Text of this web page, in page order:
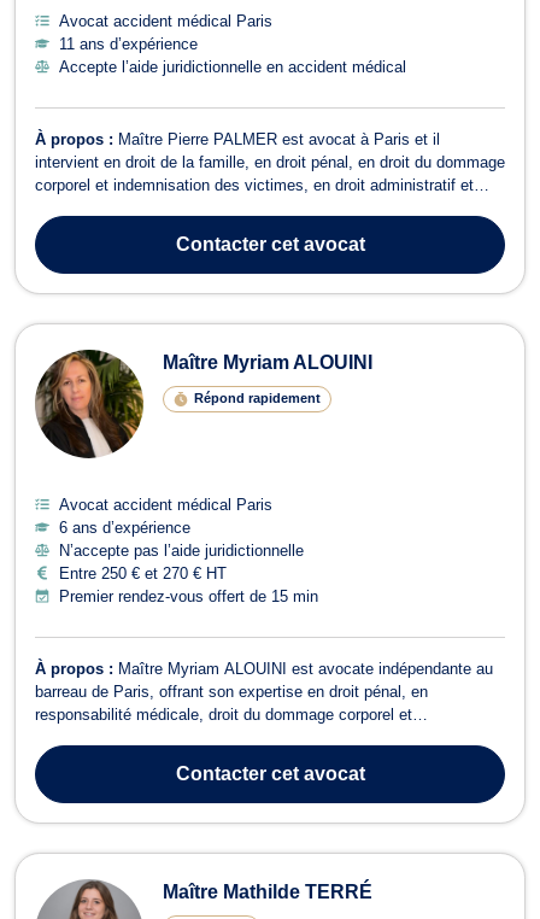
Avocat accident médical Paris
11 ans d’expérience
Accepte l’aide juridictionnelle en accident médical
À propos : Maître Pierre PALMER est avocat à Paris et il
intervient en droit de la famille, en droit pénal, en droit du dommage
corporel et indemnisation des victimes, en droit administratif et
l’informatique et de la communication. En droit de la famille, Maître
Pierre PALMER ex...Contactercet avocat
Maître Myriam ALOUINI
Répond rapidement
Avocat accident médical Paris
6 ans d’expérience
N’accepte pas l’aide juridictionnelle
Entre 250 € et 270 € HT
Premier rendez-vous offert de 15 min
À propos : Maître Myriam ALOUINI est avocate indépendante au
barreau de Paris, offrant son expertise en droit pénal, en
responsabilité médicale, droit du dommage corporel et
Combative et pugnace, Maître ALOUINI s'engage à défendre les
droits de ses clients avec professionnalis...
Contactercet avocat
Maître Mathilde TERRÉ